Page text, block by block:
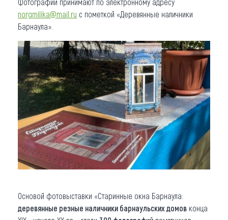
norgmilika@mail.ru с пометкой «Деревянные наличники
Барнаула».
Основой фотовыставки «Старинные окна Барнаула:
деревянные резные наличники барнаульских домов конца